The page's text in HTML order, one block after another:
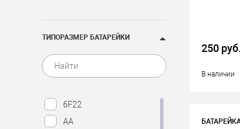
ТИПОРАЗМЕР БАТАРЕЙКИ
6F22
AA
250 руб.
В наличии